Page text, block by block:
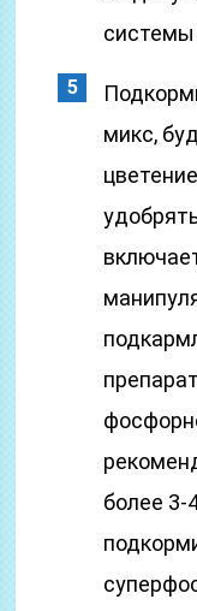
системы
микс,
более 3-